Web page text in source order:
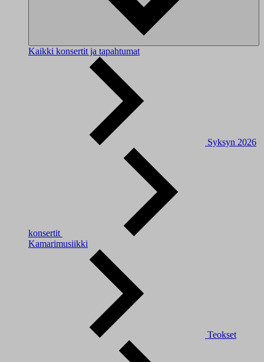
Kaikki konsertit ja tapahtumat
Syksyn 2026
konsertit
Kamarimusiikki
Teokset